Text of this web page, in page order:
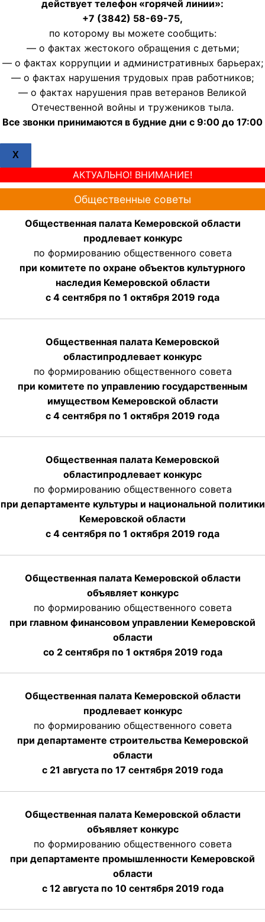
действует телефон «горячей линии»:
+7 (3842) 58-69-75,
по которому вы можете сообщить:
— о фактах жестокого обращения с детьми;
— о фактах коррупции и административных барьерах;
— о фактах нарушения трудовых прав работников;
— о фактах нарушения прав ветеранов Великой
Отечественной войны и тружеников тыла.
Все звонки принимаются в будние дни с 9:00 до 17:00
X
АКТУАЛЬНО! ВНИМАНИЕ!
Общественные советы
Общественная палата Кемеровской области
продлевает конкурс
по формированию общественного совета
при комитете по охране объектов культурного
наследия Кемеровской области
с 4 сентября по 1 октября 2019 года
Общественная палата Кемеровской
областипродлевает конкурс
по формированию общественного совета
при комитете по управлению государственным
имуществом Кемеровской области
с 4 сентября по 1 октября 2019 года
Общественная палата Кемеровской
областипродлевает конкурс
по формированию общественного совета
при департаменте культуры и национальной политики
Кемеровской области
с 4 сентября по 1 октября 2019 года
Общественная палата Кемеровской области
объявляет конкурс
по формированию общественного совета
при главном финансовом управлении Кемеровской
области
со 2 сентября по 1 октября 2019 года
Общественная палата Кемеровской области
продлевает конкурс
по формированию общественного совета
при департаменте строительства Кемеровской
области
с 21 августа по 17 сентября 2019 года
Общественная палата Кемеровской области
объявляет конкурс
по формированию общественного совета
при департаменте промышленности Кемеровской
области
с 12 августа по 10 сентября 2019 года